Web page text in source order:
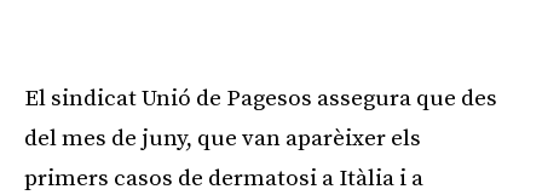
El sindicat Unió de Pagesos assegura que des
del mes de juny, que van aparèixer els
primers casos de dermatosi a Itàlia i a